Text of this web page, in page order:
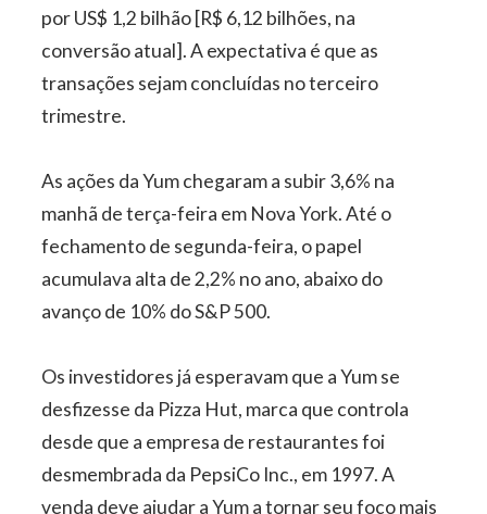
por US$ 1,2 bilhão [R$ 6,12 bilhões, na
conversão atual]. A expectativa é que as
transações sejam concluídas no terceiro
trimestre.
As ações da Yum chegaram a subir 3,6% na
manhã de terça-feira em Nova York. Até o
fechamento de segunda-feira, o papel
acumulava alta de 2,2% no ano, abaixo do
avanço de 10% do S&P 500.
Os investidores já esperavam que a Yum se
desfizesse da Pizza Hut, marca que controla
desde que a empresa de restaurantes foi
desmembrada da PepsiCo Inc., em 1997. A
venda deve ajudar a Yum a tornar seu foco mais